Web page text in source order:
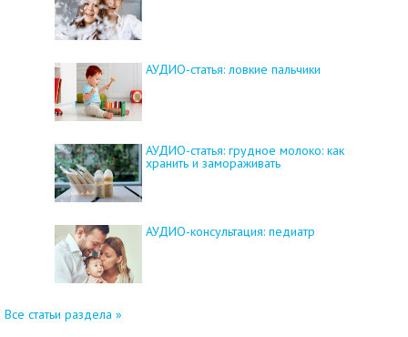
АУДИО-статья: ловкие пальчики
АУДИО-статья: грудное молоко: как
хранить и замораживать
АУДИО-консультация: педиатр
Все статьи раздела »